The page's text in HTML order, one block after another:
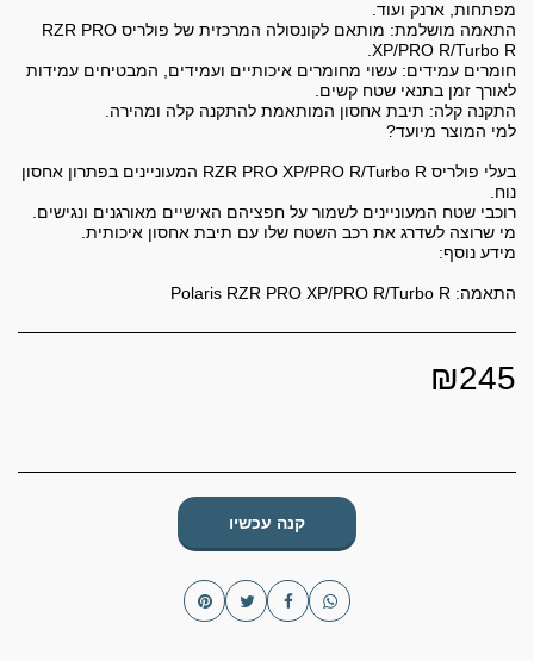
התאמה מושלמת: מותאם לקונסולה המרכזית של פולריס RZR PRO
חומרים עמידים: עשוי מחומרים איכותיים ועמידים, המבטיחים עמידות
בעלי פולריס RZR PRO XP/PRO R/Turbo R המעוניינים בפתרון אחסון
התאמה: Polaris RZR PRO XP/PRO R/Turbo R
₪245
קנה עכשיו